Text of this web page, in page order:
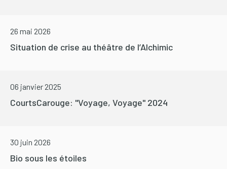
Situation de crise au théâtre de l’Alchimic
26 mai 2026
CourtsCarouge: "Voyage, Voyage" 2024
06 janvier 2025
Bio sous les étoiles
30 juin 2026